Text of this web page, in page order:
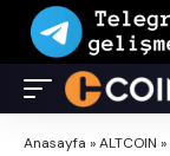
Anasayfa »ALTCOIN »